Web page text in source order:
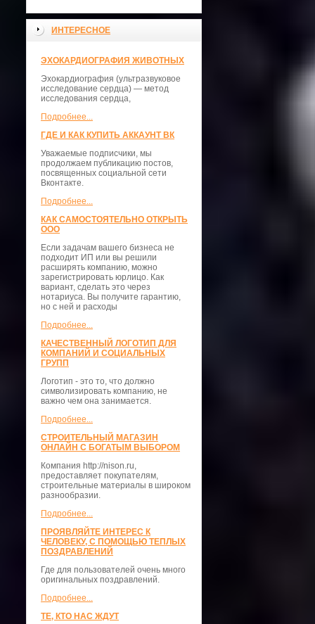
ИНТЕРЕСНОЕ
ЭХОКАРДИОГРАФИЯ ЖИВОТНЫХ
Эхокардиография (ультразвуковое
исследование сердца) — метод
исследования сердца,
Подробнее...
ГДЕ И КАК КУПИТЬ АККАУНТ ВК
Уважаемые подписчики, мы
продолжаем публикацию постов,
посвященных социальной сети
Вконтакте.
Подробнее...
КАК САМОСТОЯТЕЛЬНО ОТКРЫТЬ
ООО
Если задачам вашего бизнеса не
подходит ИП или вы решили
расширять компанию, можно
зарегистрировать юрлицо. Как
вариант, сделать это через
нотариуса. Вы получите гарантию,
но с ней и расходы
Подробнее...
КАЧЕСТВЕННЫЙ ЛОГОТИП ДЛЯ
КОМПАНИЙ И СОЦИАЛЬНЫХ
ГРУПП
Логотип - это то, что должно
символизировать компанию, не
важно чем она занимается.
Подробнее...
СТРОИТЕЛЬНЫЙ МАГАЗИН
ОНЛАЙН С БОГАТЫМ ВЫБОРОМ
Компания http://nison.ru,
предоставляет покупателям,
строительные материалы в широком
разнообразии.
Подробнее...
ПРОЯВЛЯЙТЕ ИНТЕРЕС К
ЧЕЛОВЕКУ, С ПОМОЩЬЮ ТЕПЛЫХ
ПОЗДРАВЛЕНИЙ
Где для пользователей очень много
оригинальных поздравлений.
Подробнее...
ТЕ, КТО НАС ЖДУТ